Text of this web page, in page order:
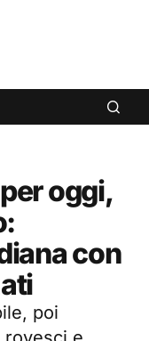
oggi,
con
poi